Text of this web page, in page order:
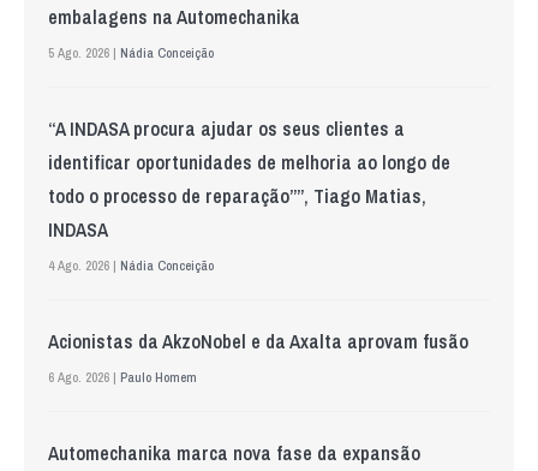
embalagens na Automechanika
5 Ago. 2026 | Nádia Conceição
“A INDASA procura ajudar os seus clientes a
identificar oportunidades de melhoria ao longo de
todo o processo de reparação””, Tiago Matias,
INDASA
4 Ago. 2026 | Nádia Conceição
Acionistas da AkzoNobel e da Axalta aprovam fusão
6 Ago. 2026 | Paulo Homem
Automechanika marca nova fase da expansão